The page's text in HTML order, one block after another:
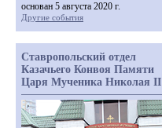
основан 5 августа 2020 г.
Другие события
Ставропольский отдел
Казачьего Конвоя Памяти
Царя Мученика Николая II